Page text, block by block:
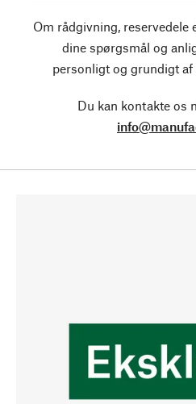
Om rådgivning, reservedele
dine spørgsmål og
personligt og grundigt af
Du kan kontakte os